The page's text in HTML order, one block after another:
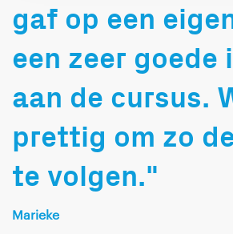
gaf op een
een zeer goede
aan de cursus.
prettig om zo
te volgen."
Marieke